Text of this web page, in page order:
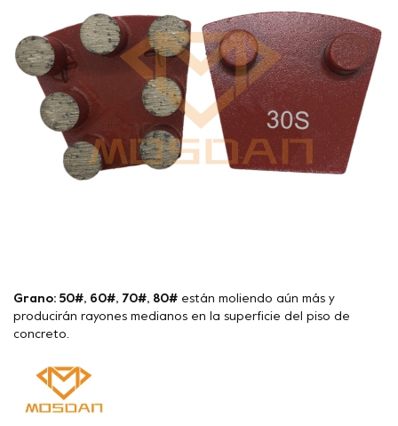
Grano: 50#, 60#, 70#, 80# están moliendo aún más y
producirán rayones medianos en la superficie del piso de
concreto.